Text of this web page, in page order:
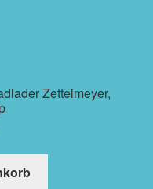
Zettelmeyer,